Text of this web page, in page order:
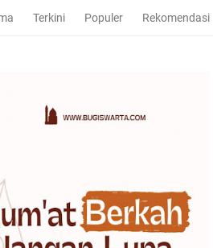
Terkini Populer Rekomendasi